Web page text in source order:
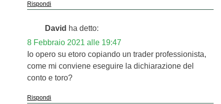
Rispondi
David ha detto:
8 Febbraio 2021 alle 19:47
Io opero su etoro copiando un trader professionista,
come mi conviene eseguire la dichiarazione del
conto e toro?
Rispondi